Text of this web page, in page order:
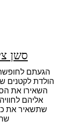
סשן
הגעתם
הולדת לקטנים
השאירו את
אליהם
שתשאיר את